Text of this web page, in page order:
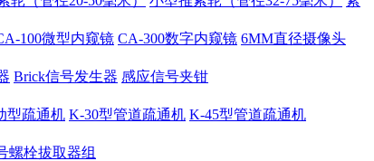
100微型内窥镜 CA-300数字内窥镜 6MM直径摄像头
Brick信号发生器 感应信号夹钳
型疏通机 K-30型管道疏通机 K-45型管道疏通机
螺栓拔取器组